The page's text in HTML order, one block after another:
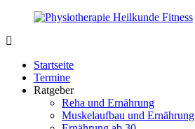
Zurück
Inhalt
Fit.de
Körper
Startseite
Termine
Ratgeber
Reha und Ernährung
Muskelaufbau und Ernährung